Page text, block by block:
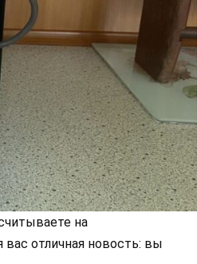
на
отличная новость: вы